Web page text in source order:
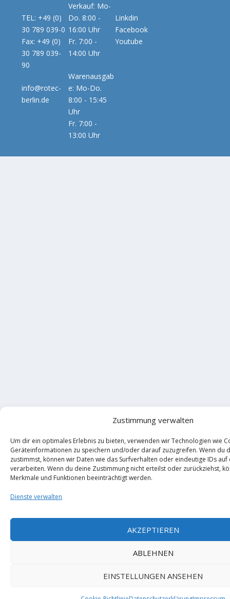
Zustimmung verwalten
Um dir ein optimales Erlebnis zu bieten, verwenden wir Technologien wie
Geräteinformationen zu speichern und/oder darauf zuzugreifen. Wenn du
zustimmst, können wir Daten wie das Surfverhalten oder eindeutige IDs
verarbeiten. Wenn du deine Zustimmung nicht erteilst oder zurückziehst,
Merkmale und Funktionen beeinträchtigt werden.
Dienste verwalten
AKZEPTIEREN
ABLEHNEN
EINSTELLUNGEN ANSEHEN
TEL: +49 (0)
30 789 039-0
Fax: +49 (0)
30 789 039-
90
info@rotec-
berlin.de
Verkauf: Mo-
Do. 8:00 -
16:00 Uhr
Fr. 7:00 -
14:00 Uhr
Warenausgab
e: Mo-Do.
8:00 - 15:45
Uhr
Fr. 7:00 -
13:00 Uhr
Linkdin
Facebook
Youtube